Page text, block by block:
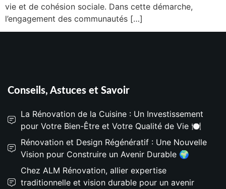
vie et de cohésion sociale. Dans cette démarche,
l’engagement des communautés […]
Conseils, Astuces et Savoir
La Rénovation de la Cuisine : Un Investissement
pour Votre Bien-Être et Votre Qualité de Vie 🍽️
Rénovation et Design Régénératif : Une Nouvelle
Vision pour Construire un Avenir Durable 🌍
Chez ALM Rénovation, allier expertise
traditionnelle et vision durable pour un avenir